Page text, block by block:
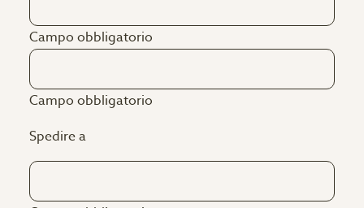
Campo obbligatorio
Campo obbligatorio
Spedire a